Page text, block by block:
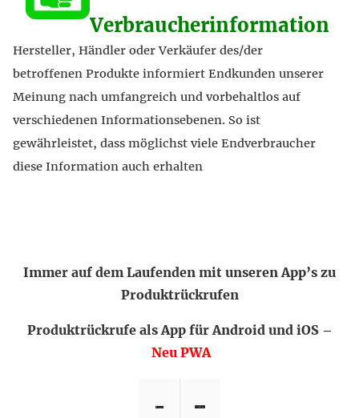
Verbraucherinformation
Hersteller, Händler oder Verkäufer des/der
betroffenen Produkte informiert Endkunden unserer
Meinung nach umfangreich und vorbehaltlos auf
verschiedenen Informationsebenen. So ist
gewährleistet, dass möglichst viele Endverbraucher
diese Information auch erhalten
Immer auf dem Laufenden mit unseren App’s zu
Produktrückrufen
Produktrückrufe als App für Android und iOS –
Neu PWA